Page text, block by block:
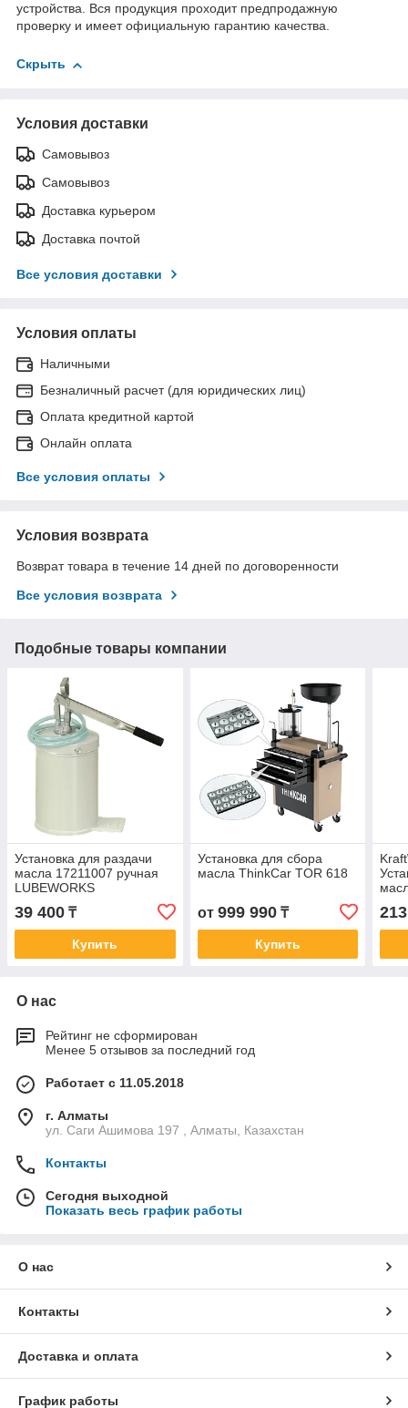
устройства. Вся продукция проходит предпродажную
проверку и имеет официальную гарантию качества.
Скрыть
Условия доставки
Самовывоз
Самовывоз
Доставка курьером
Доставка почтой
Все условия доставки
Условия оплаты
Наличными
Безналичный расчет (для юридических лиц)
Оплата кредитной картой
Онлайн оплата
Все условия оплаты
Условия возврата
Возврат товара в течение 14 дней по договоренности
Все условия возврата
Подобные товары компании
Установка для раздачи
масла 17211007 ручная
LUBEWORKS
39 400 ₸
Купить
Установка для сбора
масла ThinkCar TOR 618
от 999 990₸
Купить
О нас
Рейтинг не сформирован
Менее 5 отзывов за последний год
Работает с 11.05.2018
г. Алматы
ул. Саги Ашимова 197 , Алматы, Казахстан
Контакты
Сегодня выходной
Показать весь график работы
О нас
Контакты
Доставка и оплата
График работы